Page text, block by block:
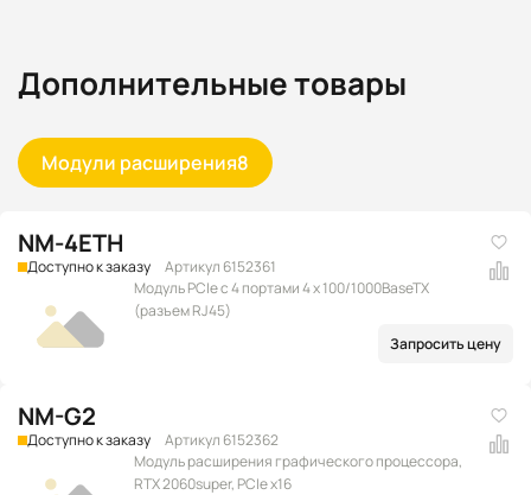
Дополнительные товары
Модули расширения8
NM-4ETH
Доступно к заказу
Артикул 6152361
Модуль PCIe с 4 портами 4 x 100/1000BaseTX
(разъем RJ45)
Запросить цену
NM-G2
Доступно к заказу
Артикул 6152362
Модуль расширения графического процессора,
RTX 2060super, PCIe x16